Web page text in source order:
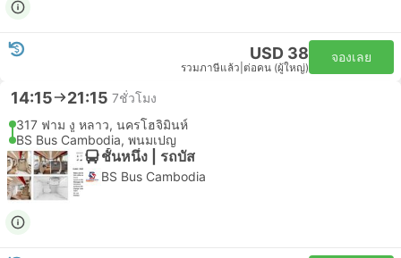
USD 38
รวมภาษีแล้ว ต่อคน (ผู้ใหญ่)
จองเลย
14:15 21:15 7ชั่วโมง
317 ฟาม งู หลาว, นครโฮจิมินห์
BS Bus Cambodia, พนมเปญ
ชั้นหนึ่ง | รถบัส
BS Bus Cambodia